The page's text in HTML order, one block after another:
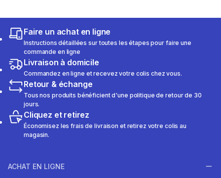
Faire un achat en ligne
Instructions détaillées sur toutes les étapes pour faire une
commande en ligne
Livraison à domicile
Commandez en ligne et recevez votre colis chez vous.
Retour & échange
Tous nos produits bénéficient d'une politique de retour de 30
jours.
Cliquez et retirez
Économisez les frais de livraison et retirez votre colis au
magasin.
ACHAT EN LIGNE